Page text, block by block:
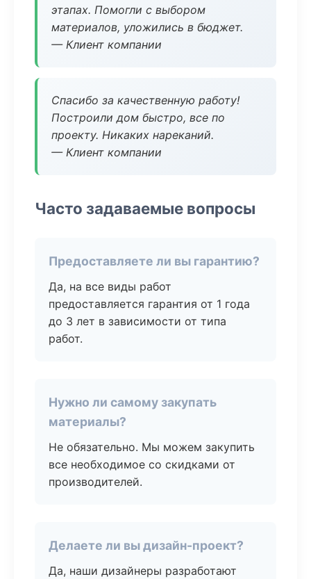
этапах. Помогли с выбором
материалов, уложились в бюджет.
— Клиент компании
Спасибо за качественную работу!
Построили дом быстро, все по
проекту. Никаких нареканий.
— Клиент компании
Часто задаваемые вопросы
Предоставляете ли вы гарантию?
Да, на все виды работ
предоставляется гарантия от 1 года
до 3 лет в зависимости от типа
работ.
Нужно ли самому закупать
материалы?
Не обязательно. Мы можем закупить
все необходимое со скидками от
производителей.
Делаете ли вы дизайн-проект?
Да, наши дизайнеры разработают